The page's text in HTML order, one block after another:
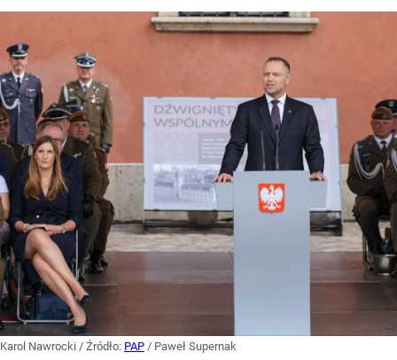
Karol Nawrocki / Źródło: PAP / Paweł Supernak